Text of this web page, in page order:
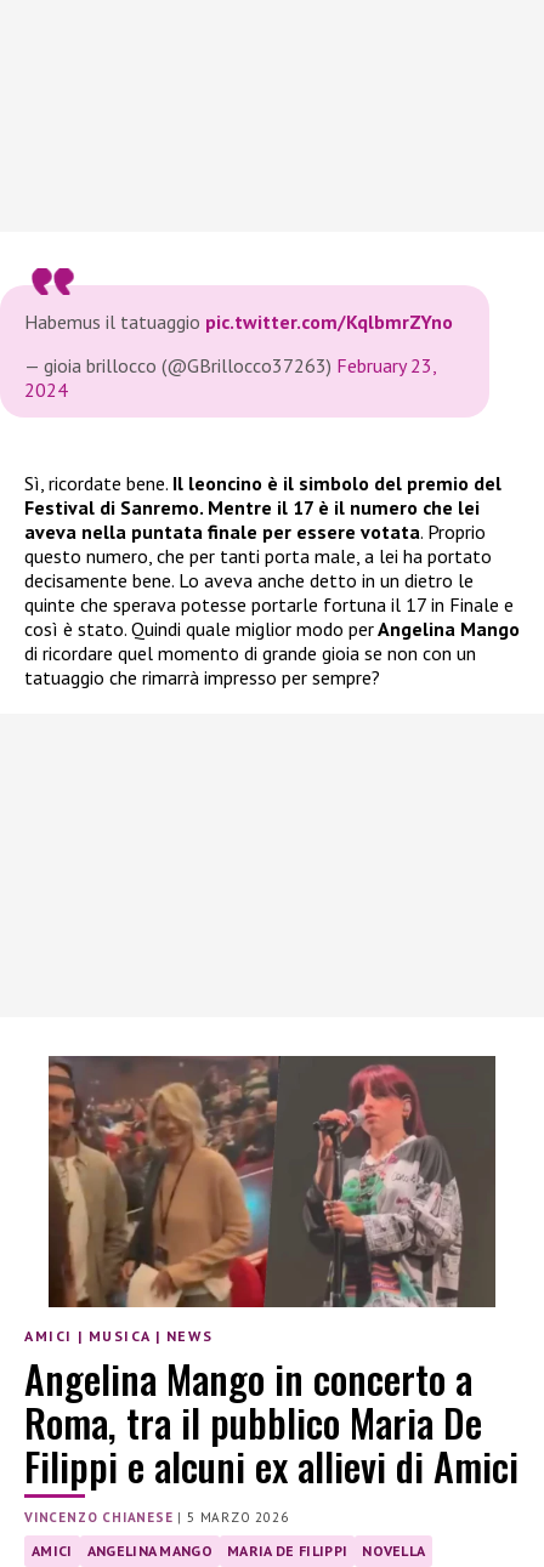
Habemus il tatuaggio pic.twitter.com/KqlbmrZYno
— gioia brillocco (@GBrillocco37263) February 23,
2024
Sì, ricordate bene. Il leoncino è il simbolo del premio del
Festival di Sanremo. Mentre il 17 è il numero che lei
aveva nella puntata finale per essere votata. Proprio
questo numero, che per tanti porta male, a lei ha portato
decisamente bene. Lo aveva anche detto in un dietro le
quinte che sperava potesse portarle fortuna il 17 in Finale e
così è stato. Quindi quale miglior modo perAngelina Mango
di ricordare quel momento di grande gioia se non con un
tatuaggio che rimarrà impresso per sempre?
AMICI | MUSICA | NEWS
Angelina Mango in concerto a
Roma, tra il pubblico Maria De
Filippi e alcuni ex allievi di Amici
VINCENZO CHIANESE | 5 MARZO 2026
AMICI ANGELINA MANGO MARIA DE FILIPPI NOVELLA